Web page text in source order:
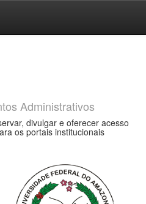
Administrativos
divulgar e oferecer acesso
os portais institucionais